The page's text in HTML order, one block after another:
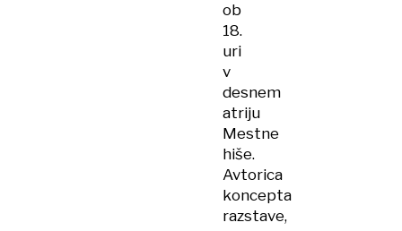
ob
18.
uri
v
desnem
atriju
Mestne
hiše.
Avtorica
koncepta
razstave,